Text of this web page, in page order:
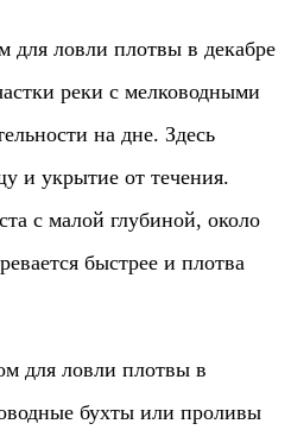
для ловли плотвы в декабре
реки с мелководными
на дне. Здесь
и укрытие от течения.
с малой глубиной, около
быстрее и плотва
для ловли плотвы в
бухты или проливы